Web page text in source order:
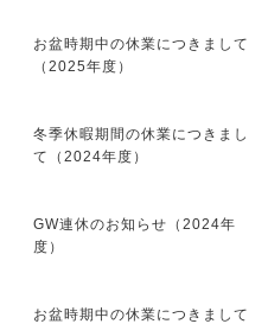
お盆時期中の休業につきまして
（2025年度）
冬季休暇期間の休業につきまし
て（2024年度）
GW連休のお知らせ（2024年
度）
お盆時期中の休業につきまして